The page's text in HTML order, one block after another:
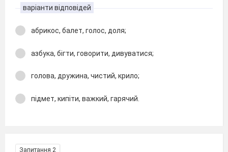
варіанти відповідей
абрикос, балет, голос, доля;
азбука, бігти, говорити, дивуватися;
голова, дружина, чистий, крило;
підмет, кипіти, важкий, гарячий.
Запитання 2